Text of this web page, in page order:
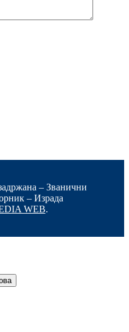
– Званични
– Израда
WEB.